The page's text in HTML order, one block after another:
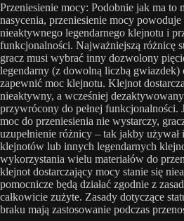
Przeniesienie mocy: Podobnie jak ma to
nasycenia, przeniesienie mocy
nieaktywnego legendarnego klejnotu i
funkcjonalności. Najważniejszą różnicę
gracz musi wybrać inny dozwolony
legendarny (z dowolną liczbą gwiazdek)
zapewnić moc klejnotu. Klejnot
nieaktywny, a wcześniej
przywrócony do pełnej funkcjonalności.
moc do przeniesienia nie wystarczy,
uzupełnienie różnicy – tak jakby
klejnotów lub innych legendarnych
wykorzystania wielu materiałów do
klejnot dostarczający mocy stanie się
pomocnicze będą działać zgodnie z
całkowicie zużyte. Zasady dotyczące
braku mają zastosowanie podczas